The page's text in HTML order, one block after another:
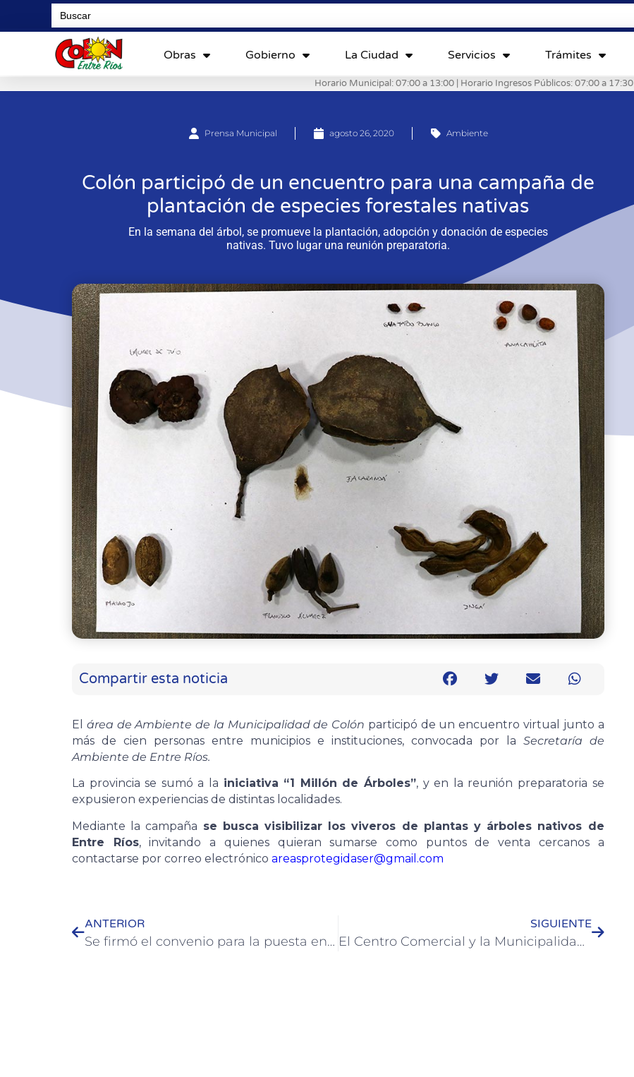
Search
for:
Obras Gobierno La Ciudad Servicios Trámites
Horario Municipal: 07:00 a 13:00 | Horario Ingresos Públicos: 07:00 a 17:30
Prensa Municipal agosto 26, 2020 Ambiente
Colón participó de un encuentro para una campaña de
plantación de especies forestales nativas
En la semana del árbol, se promueve la plantación, adopción y donación de especies
nativas. Tuvo lugar una reunión preparatoria.
Compartir esta noticia
El área de Ambiente de la Municipalidad de Colón participó de un encuentro virtual junto a
más de cien personas entre municipios e instituciones, convocada por la Secretaría de
Ambiente de Entre Ríos.
La provincia se sumó a la iniciativa “1 Millón de Árboles”, y en la reunión preparatoria se
expusieron experiencias de distintas localidades.
Mediante la campaña se busca visibilizar los viveros de plantas y árboles nativos de
Entre Ríos, invitando a quienes quieran sumarse como puntos de venta cercanos a
contactarse por correo electrónico areasprotegidaser@gmail.com
ANTERIOR
Se firmó el convenio para la puesta en valor del Museo de Colón
SIGUIENTE
El Centro Comercial y la Municipalidad presentaron programas de incentivo económico y de empleo joven